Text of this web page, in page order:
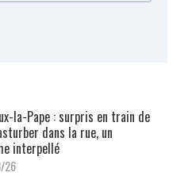
la-Pape : surpris en train de
dans la rue, un
interpellé
26